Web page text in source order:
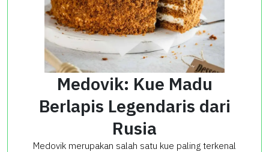
Medovik: Kue Madu
Berlapis Legendaris dari
Rusia
Medovik merupakan salah satu kue paling terkenal